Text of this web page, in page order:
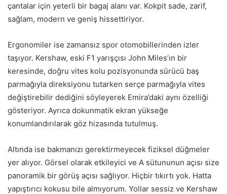
çantalar için yeterli bir bagaj alanı var. Kokpit sade, zarif,
sağlam, modern ve geniş hissettiriyor.
Ergonomiler ise zamansız spor otomobillerinden izler
taşıyor. Kershaw, eski F1 yarışçısı John Miles’ın bir
keresinde, doğru vites kolu pozisyonunda sürücü baş
parmağıyla direksiyonu tutarken serçe parmağıyla vites
değiştirebilir dediğini söyleyerek Emira’daki aynı özelliği
gösteriyor. Ayrıca dokunmatik ekran yükseğe
konumlandırılarak göz hizasında tutulmuş.
Altında ise bakmanızı gerektirmeyecek fiziksel düğmeler
yer alıyor. Görsel olarak etkileyici ve A sütununun açısı size
panoramik bir görüş açısı sağlıyor. Hiçbir tıkırtı yok. Hatta
yapıştırıcı kokusu bile almıyorum. Yollar sessiz ve Kershaw